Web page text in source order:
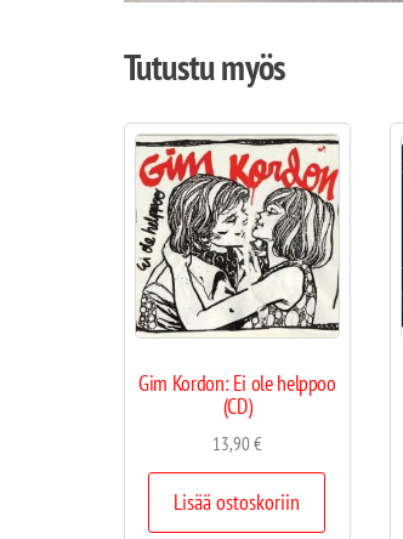
Tutustu myös
Gim Kordon: Ei ole helppoo
(CD)
13,90€
Lisää ostoskoriin